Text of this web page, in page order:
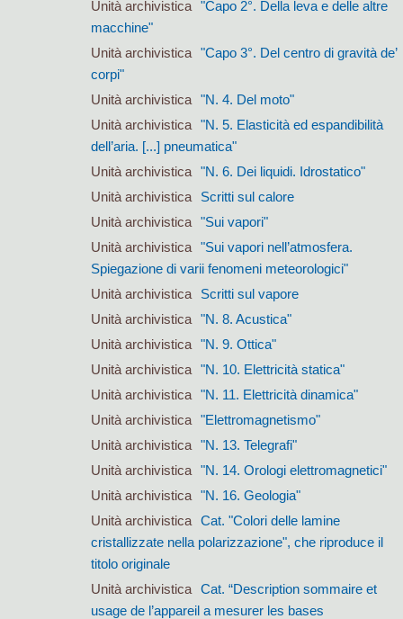
Unità archivistica "Capo 2°. Della leva e delle altre
macchine"
Unità archivistica "Capo 3°. Del centro di gravità de’
corpi"
Unità archivistica "N. 4. Del moto"
Unità archivistica "N. 5. Elasticità ed espandibilità
dell’aria. [...] pneumatica"
Unità archivistica "N. 6. Dei liquidi. Idrostatico"
Unità archivistica
Scritti sul calore
Unità archivistica "Sui vapori"
Unità archivistica "Sui vapori nell’atmosfera.
Spiegazione di varii fenomeni meteorologici"
Unità archivistica
Scritti sul vapore
Unità archivistica "N. 8. Acustica"
Unità archivistica "N. 9. Ottica"
Unità archivistica "N. 10. Elettricità statica"
Unità archivistica "N. 11. Elettricità dinamica"
Unità archivistica "Elettromagnetismo"
Unità archivistica "N. 13. Telegrafi"
Unità archivistica "N. 14. Orologi elettromagnetici"
Unità archivistica "N. 16. Geologia"
Unità archivistica Cat. "Colori delle lamine
cristallizzate nella polarizzazione", che riproduce il
titolo originale
Unità archivistica Cat. “Description sommaire et
usage de l’appareil a mesurer les bases